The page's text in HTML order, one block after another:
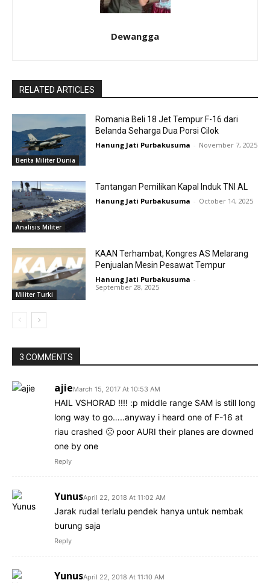
Dewangga
RELATED ARTICLES
Berita Militer Dunia
Romania Beli 18 Jet Tempur F-16 dari
Belanda Seharga Dua Porsi Cilok
Hanung Jati Purbakusuma - November 7, 2025
Analisis Militer
Tantangan Pemilikan Kapal Induk TNI AL
Hanung Jati Purbakusuma - October 14, 2025
Militer Turki
KAAN Terhambat, Kongres AS Melarang
Penjualan Mesin Pesawat Tempur
Hanung Jati Purbakusuma -
September 28, 2025
3 COMMENTS
ajieMarch 15, 2017 At 10:53 AM
HAIL VSHORAD !!!! :p middle range SAM is still long
long way to go…..anyway i heard one of F-16 at
riau crashed 🙁 poor AURI their planes are downed
one by one
Reply
YunusApril 22, 2018 At 11:02 AM
Jarak rudal terlalu pendek hanya untuk nembak
burung saja
Reply
YunusApril 22, 2018 At 11:10 AM